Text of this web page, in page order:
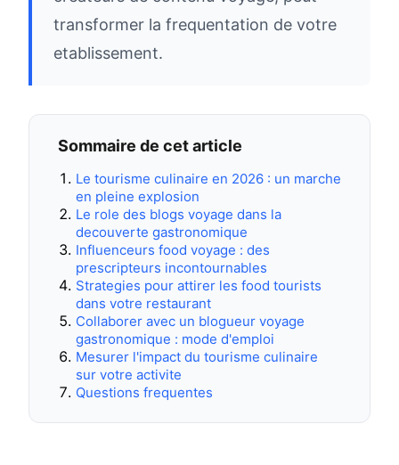
transformer la frequentation de votre
etablissement.
Sommaire de cet article
Le tourisme culinaire en 2026 : un marche
en pleine explosion
Le role des blogs voyage dans la
decouverte gastronomique
Influenceurs food voyage : des
prescripteurs incontournables
Strategies pour attirer les food tourists
dans votre restaurant
Collaborer avec un blogueur voyage
gastronomique : mode d'emploi
Mesurer l'impact du tourisme culinaire
sur votre activite
Questions frequentes